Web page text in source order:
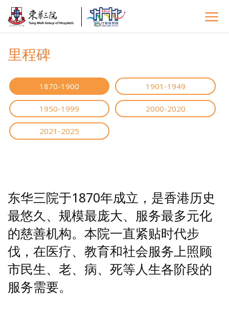
里程碑
1870-1900 1901-1949
1950-1999 2000-2020
2021-2025
东华三院于1870年成立，是香港历史
最悠久、规模最庞大、服务最多元化
的慈善机构。本院一直紧贴时代步
伐，在医疗、教育和社会服务上照顾
市民生、老、病、死等人生各阶段的
服务需要。